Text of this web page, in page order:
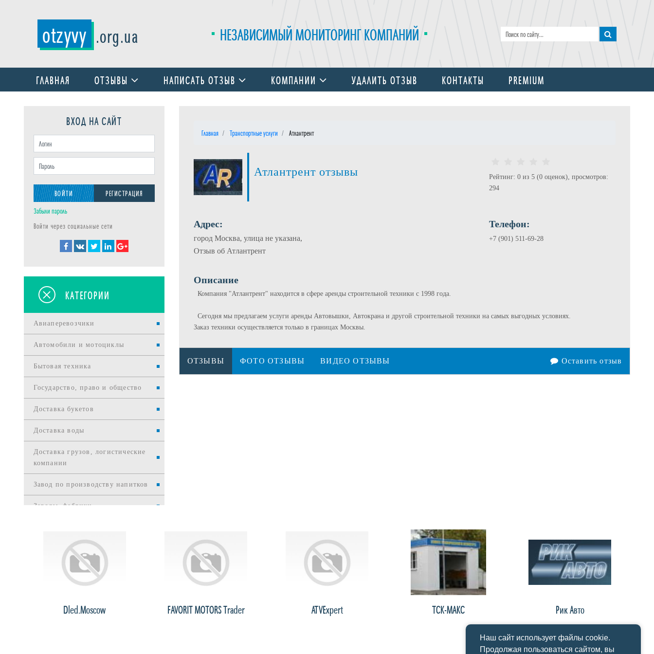
Наш сайт использует файлы cookie.
Продолжая пользоваться сайтом, вы
otzyvy .org.ua НЕЗАВИСИМЫЙ МОНИТОРИНГ КОМПАНИЙ
ГЛАВНАЯ ОТЗЫВЫ НАПИСАТЬ ОТЗЫВ КОМПАНИИ УДАЛИТЬ ОТЗЫВ КОНТАКТЫ PREMIUM
ВХОД НА САЙТ
ВОЙТИ
РЕГИСТРАЦИЯ
Забыли пароль
Войти через социальные сети
КАТЕГОРИИ
Авиаперевозчики
Автомобили и мотоциклы
Бытовая техника
Государство, право и общество
Доставка букетов
Доставка воды
Доставка грузов, логистические
компании
Завод по производству напитков
Заводы, фабрики
Интернет и телекоммуникации
Интернет-торговля
Информационные технологии
Главная Транспортные услуги Атлантрент
Атлантрент отзывы
Рейтинг: 0 из 5 (0 оценок), просмотров:
294
Адрес:
город Москва, улица не указана,
Отзыв об Атлантрент
Телефон:
+7 (901) 511-69-28
Описание
Компания "Атлантрент" находится в сфере аренды строительной техники с 1998 года.
Сегодня мы предлагаем услуги аренды Автовышки, Автокрана и другой строительной техники на самых выгодных условиях.
Заказ техники осуществляется только в границах Москвы.
ОТЗЫВЫ ФОТО ОТЗЫВЫ ВИДЕО ОТЗЫВЫ Оставить отзыв
Dled.Moscow FAVORIT MOTORS Trader ATVExpert ТСК-МАКС Рик Авто